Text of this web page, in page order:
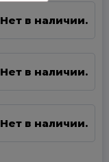
Нет в наличии.
Нет в наличии.
Нет в наличии.